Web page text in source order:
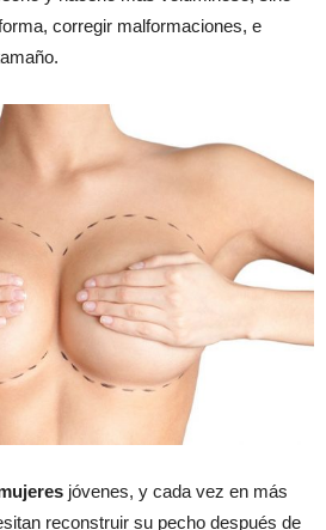
corregir malformaciones, e
jóvenes, y cada vez en más
reconstruir su pecho después de